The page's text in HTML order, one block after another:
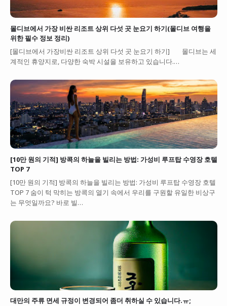
몰디브에서 가장 비싼 리조트 상위 다섯 곳 눈요기 하기(몰디브 여행을
위한 필수 정보 정리)
[몰디브에서 가장비싼 리조트 상위 다섯 곳 눈요기 하기] 몰디브는 세
계적인 휴양지로, 다양한 숙박 시설을 보유하고 있습니다.…
[10만 원의 기적] 방콕의 하늘을 빌리는 방법: 가성비 루프탑 수영장 호텔
TOP 7
[10만 원의 기적] 방콕의 하늘을 빌리는 방법: 가성비 루프탑 수영장 호텔
TOP 7 숨이 턱 막히는 방콕의 열기 속에서 우리를 구원할 유일한 비상구
는 무엇일까요? 바로 빌…
대만의 주류 면세 규정이 변경되어 좀더 취하실 수 있습니다.ㅠ;